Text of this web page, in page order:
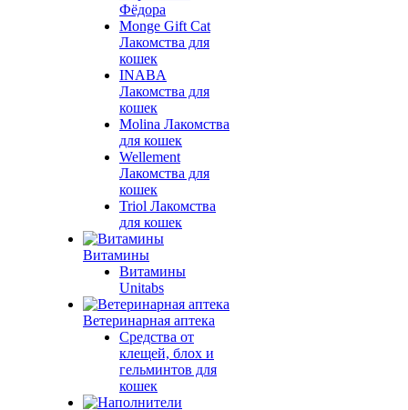
Фёдора
Monge Gift Cat
Лакомства для
кошек
INABA
Лакомства для
кошек
Molina Лакомства
для кошек
Wellement
Лакомства для
кошек
Triol Лакомства
для кошек
Витамины
Витамины
Unitabs
Ветеринарная аптека
Средства от
клещей, блох и
гельминтов для
кошек